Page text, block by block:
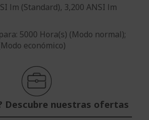
lm (Standard), 3,200 ANSI lm
5000 Hora(s) (Modo normal);
económico)
Descubre nuestras ofertas